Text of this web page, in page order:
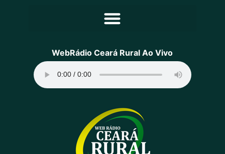
Principal
Programação
Equipe
Contato
Sobre
WebRádio Ceará Rural Ao Vivo